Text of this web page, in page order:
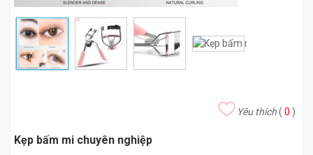
Yêu thích( 0 )
Kẹp bấm mi chuyên nghiệp